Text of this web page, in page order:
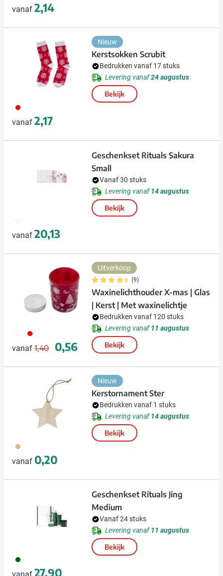
vanaf 2,14
008
vanaf 2,17
Nieuw
Kerstsokken Scrubit
Bedrukken vanaf 17 stuks
Levering vanaf24 augustus
Bekijk
002
vanaf 20,13
Geschenkset Rituals Sakura
Small
Vanaf 30 stuks
Levering vanaf14 augustus
Bekijk
002 008
vanaf
Normale prijs
1,40
Speciale prijs
0,56
Uitverkoop
(9)
Waxinelichthouder X-mas | Glas
| Kerst | Met waxinelichtje
Bedrukken vanaf 120 stuks
Levering vanaf11 augustus
Bekijk
311
vanaf 0,20
Nieuw
Kerstornament Ster
Bedrukken vanaf 1 stuks
Levering vanaf14 augustus
Bekijk
060
27,90
Geschenkset Rituals Jing
Medium
Vanaf 24 stuks
Levering vanaf11 augustus
Bekijk